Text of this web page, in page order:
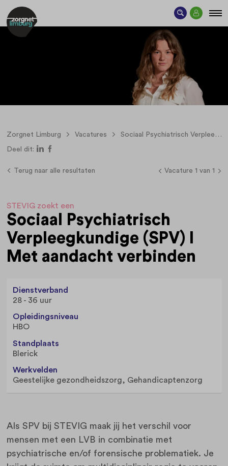
Zorgnet Limburg Vacatures Sociaal Psychiatrisch Verpleegkundige (SPV) I Met aandacht verbinden
Deel dit:
Terug naar alle resultaten Vacature 1 van 1
STEVIG zoekt een
Sociaal Psychiatrisch
Verpleegkundige (SPV) I
Met aandacht verbinden
Dienstverband
28 - 36 uur
Opleidingsniveau
HBO
Standplaats
Blerick
Werkvelden
Geestelijke gezondheidszorg, Gehandicaptenzorg
Als SPV bij STEVIG maak jij het verschil voor
mensen met een LVB in combinatie met
psychiatrische en/of forensische problematiek. Je